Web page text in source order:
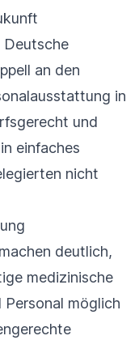
Deutsche
an den
in
und
einfaches
nicht
deutlich,
medizinische
Personal möglich